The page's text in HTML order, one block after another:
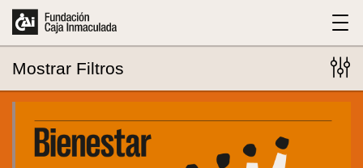
Mostrar Filtros
283 eventos encontrados